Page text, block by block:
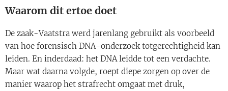
Waarom dit ertoe doet
De zaak-Vaatstra werd jarenlang gebruikt als voorbeeld
van hoe forensisch DNA-onderzoek totgerechtigheid kan
leiden. En inderdaad: het DNA leidde tot een verdachte.
Maar wat daarna volgde, roept diepe zorgen op over de
manier waarop het strafrecht omgaat met druk,